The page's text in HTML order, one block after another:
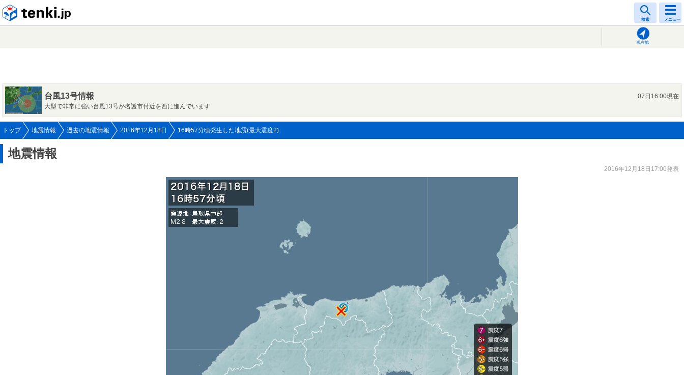
検索 メニュー
現在地
台風13号情報
07日16:00現在
大型で非常に強い台風13号が名護市付近を西に進んでいます
トップ 地震情報 過去の地震情報 2016年12月18日 16時57分頃発生した地震(最大震度2)
地震情報
2016年12月18日17:00発表